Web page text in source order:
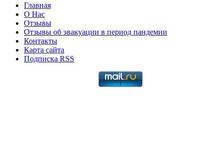
Главная
О Нас
Отзывы
Отзывы об эвакуации в период пандемии
Контакты
Карта сайта
Подписка RSS